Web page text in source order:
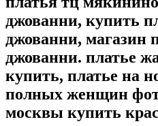
джованни, купить
джованни, магазин
джованни. платье
купить, платье на
полных женщин
москвы купить